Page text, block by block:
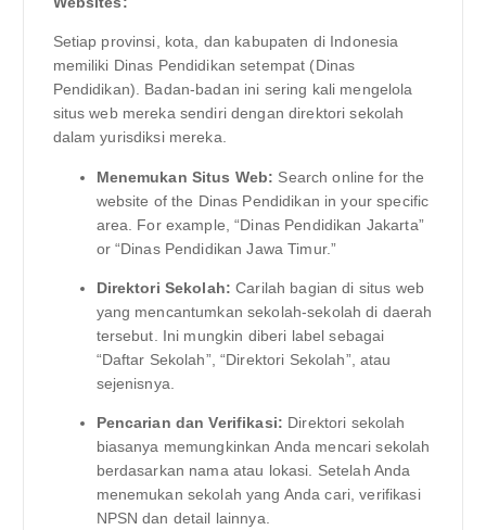
Setiap provinsi, kota, dan kabupaten di Indonesia
memiliki Dinas Pendidikan setempat (Dinas
Pendidikan). Badan-badan ini sering kali mengelola
situs web mereka sendiri dengan direktori sekolah
dalam yurisdiksi mereka.
Menemukan Situs Web: Search online for the
website of the Dinas Pendidikan in your specific
area. For example, “Dinas Pendidikan Jakarta”
or “Dinas Pendidikan Jawa Timur.”
Direktori Sekolah: Carilah bagian di situs web
yang mencantumkan sekolah-sekolah di daerah
tersebut. Ini mungkin diberi label sebagai
“Daftar Sekolah”, “Direktori Sekolah”, atau
sejenisnya.
Pencarian dan Verifikasi: Direktori sekolah
biasanya memungkinkan Anda mencari sekolah
berdasarkan nama atau lokasi. Setelah Anda
menemukan sekolah yang Anda cari, verifikasi
NPSN dan detail lainnya.